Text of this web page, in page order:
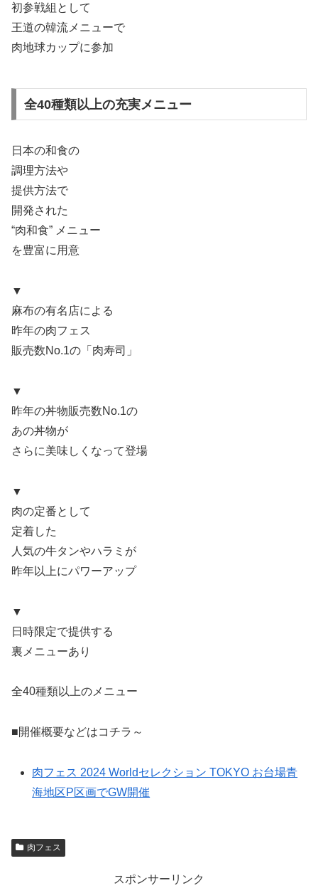
初参戦組として
王道の韓流メニューで
肉地球カップに参加
全40種類以上の充実メニュー
日本の和食の
調理方法や
提供方法で
開発された
“肉和食” メニュー
を豊富に用意
▼
麻布の有名店による
昨年の肉フェス
販売数No.1の「肉寿司」
▼
昨年の丼物販売数No.1の
あの丼物が
さらに美味しくなって登場
▼
肉の定番として
定着した
人気の牛タンやハラミが
昨年以上にパワーアップ
▼
日時限定で提供する
裏メニューあり
全40種類以上のメニュー
■開催概要などはコチラ～
肉フェス 2024 Worldセレクション TOKYO お台場青
海地区P区画でGW開催
肉フェス
スポンサーリンク